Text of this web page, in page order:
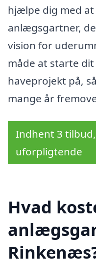
hjælpe dig med
anlægsgartner,
vision for
måde at starte
haveprojekt på,
mange år
Indhent 3
uforpligtende
Hvad